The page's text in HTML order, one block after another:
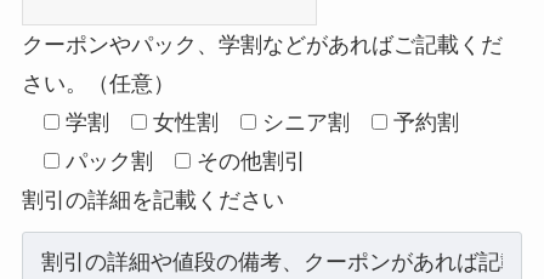
クーポンやパック、学割などがあればご記載くだ
さい。（任意）
学割
女性割 シニア割
予約割
パック割
その他割引
割引の詳細を記載ください